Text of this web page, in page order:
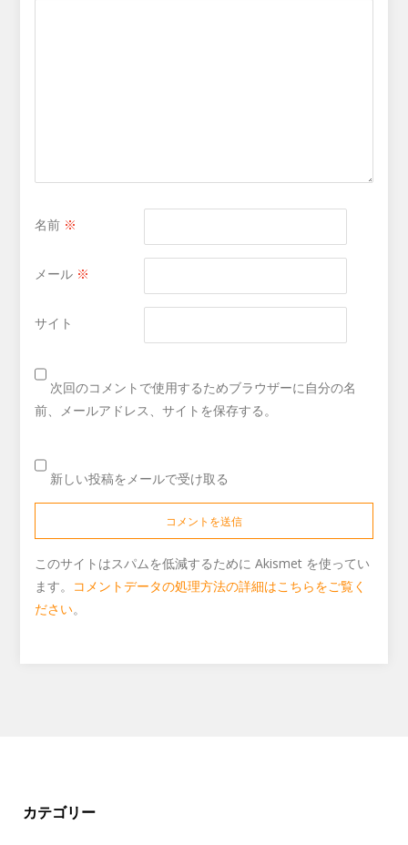
名前 ※
メール ※
サイト
次回のコメントで使用するためブラウザーに自分の名
前、メールアドレス、サイトを保存する。
新しい投稿をメールで受け取る
このサイトはスパムを低減するために Akismet を使ってい
ます。
コメントデータの処理方法の詳細はこちらをご覧く
ださい。
カテゴリー